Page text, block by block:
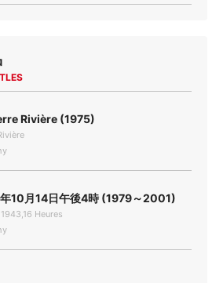
Rivière (1975)
10月14日午後4時 (1979～2001)
Heures